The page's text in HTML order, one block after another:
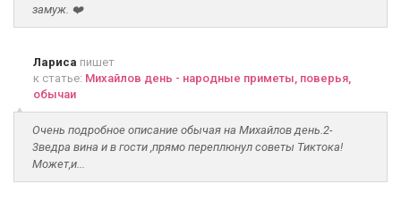
замуж. ❤️
Лариса пишет
к статье: Михайлов день - народные приметы, поверья,
обычаи
Очень подробное описание обычая на Михайлов день.2-
3ведра вина и в гости ,прямо переплюнул советы Тиктока!
Может,и...